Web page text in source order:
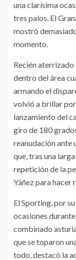
una clarísima
tres palos. El
mostró
momento.
Recién
dentro del área
armando el
volvió a brillar por
lanzamiento del
giro de 180
reanudación ante
que, tras una
repetición de la
Yáñez para hacer
El Sporting, por
ocasiones
combinado
que se toparon
todo, destacó la